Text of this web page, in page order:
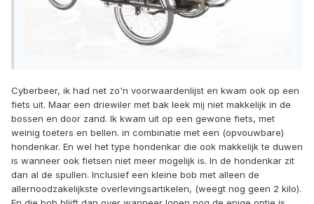
Cyberbeer, ik had net zo'n voorwaardenlijst en kwam ook op een
fiets uit. Maar een driewiler met bak leek mij niet makkelijk in de
bossen en door zand. Ik kwam uit op een gewone fiets, met
weinig toeters en bellen. in combinatie met een (opvouwbare)
hondenkar. En wel het type hondenkar die ook makkelijk te duwen
is wanneer ook fietsen niet meer mogelijk is. In de hondenkar zit
dan al de spullen. Inclusief een kleine bob met alleen de
allernoodzakelijkste overlevingsartikelen, (weegt nog geen 2 kilo).